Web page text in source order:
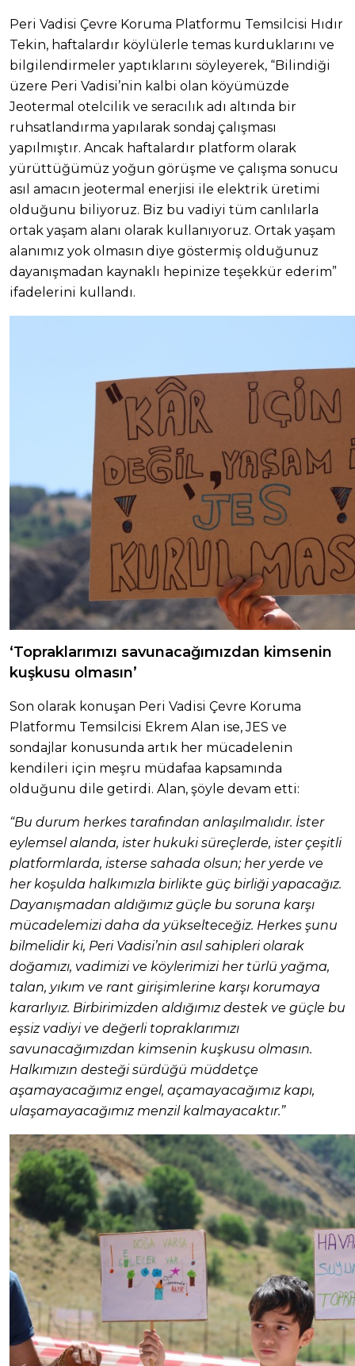
Peri Vadisi Çevre Koruma Platformu Temsilcisi Hıdır
Tekin, haftalardır köylülerle temas kurduklarını ve
bilgilendirmeler yaptıklarını söyleyerek, “Bilindiği
üzere Peri Vadisi’nin kalbi olan köyümüzde
Jeotermal otelcilik ve seracılık adı altında bir
ruhsatlandırma yapılarak sondaj çalışması
yapılmıştır. Ancak haftalardır platform olarak
yürüttüğümüz yoğun görüşme ve çalışma sonucu
asıl amacın jeotermal enerjisi ile elektrik üretimi
olduğunu biliyoruz. Biz bu vadiyi tüm canlılarla
ortak yaşam alanı olarak kullanıyoruz. Ortak yaşam
alanımız yok olmasın diye göstermiş olduğunuz
dayanışmadan kaynaklı hepinize teşekkür ederim”
ifadelerini kullandı.
‘Topraklarımızı savunacağımızdan kimsenin
kuşkusu olmasın’
Son olarak konuşan Peri Vadisi Çevre Koruma
Platformu Temsilcisi Ekrem Alan ise, JES ve
sondajlar konusunda artık her mücadelenin
kendileri için meşru müdafaa kapsamında
olduğunu dile getirdi. Alan, şöyle devam etti:
“Bu durum herkes tarafından anlaşılmalıdır. İster
eylemsel alanda, ister hukuki süreçlerde, ister çeşitli
platformlarda, isterse sahada olsun; her yerde ve
her koşulda halkımızla birlikte güç birliği yapacağız.
Dayanışmadan aldığımız güçle bu soruna karşı
mücadelemizi daha da yükselteceğiz. Herkes şunu
bilmelidir ki, Peri Vadisi’nin asıl sahipleri olarak
doğamızı, vadimizi ve köylerimizi her türlü yağma,
talan, yıkım ve rant girişimlerine karşı korumaya
kararlıyız. Birbirimizden aldığımız destek ve güçle bu
eşsiz vadiyi ve değerli topraklarımızı
savunacağımızdan kimsenin kuşkusu olmasın.
Halkımızın desteği sürdüğü müddetçe
aşamayacağımız engel, açamayacağımız kapı,
ulaşamayacağımız menzil kalmayacaktır.”